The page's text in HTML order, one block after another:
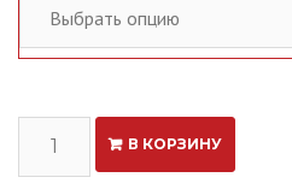
Количество
ПазПраймерВ КОРЗИНУ